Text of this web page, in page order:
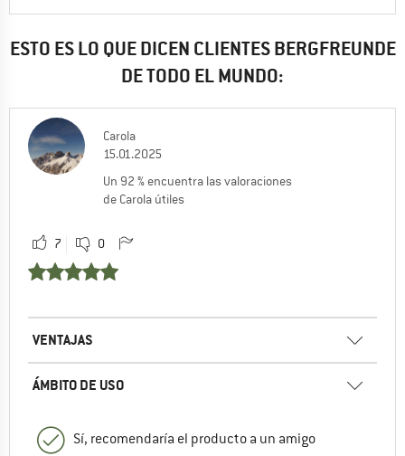
ESTO ES LO QUE DICEN CLIENTES BERGFREUNDE
DE TODO EL MUNDO:
Carola
15.01.2025
Un 92 % encuentra las valoraciones
de Carola útiles
7 0
VENTAJAS
ÁMBITO DE USO
Sí, recomendaría el producto a un amigo